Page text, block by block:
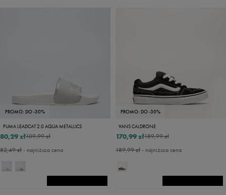
PROMO: DO -30%
PUMA LEADCAT 2.0 AQUA METALLICS
109,99 zł
80,29 zł
82,49 zł- najniższa cena
PROMO: DO -30%
VANS CALDRONE
189,99 zł
170,99 zł
189,99 zł- najniższa cena